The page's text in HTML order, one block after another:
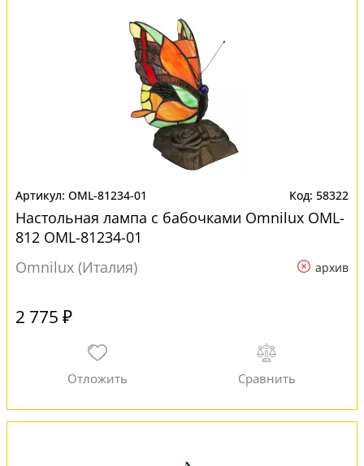
OML-81234-01 58322
Настольная лампа с бабочками Omnilux OML-
812 OML-81234-01
Omnilux (Италия)
архив
2 775 ₽